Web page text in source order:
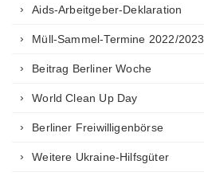
Aids-Arbeitgeber-Deklaration
Müll-Sammel-Termine 2022/2023
Beitrag Berliner Woche
World Clean Up Day
Berliner Freiwilligenbörse
Weitere Ukraine-Hilfsgüter